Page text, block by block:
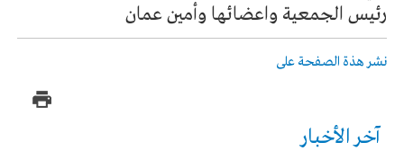
رئيس الجمعية واعضائها وأمين عمان
نشر هذة الصفحة على
آخر الأخبار